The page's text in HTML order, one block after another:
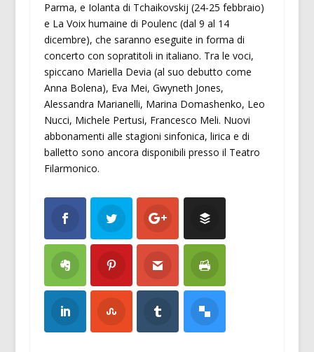
Parma, e Iolanta di Tchaikovskij (24-25 febbraio)
e La Voix humaine di Poulenc (dal 9 al 14
dicembre), che saranno eseguite in forma di
concerto con sopratitoli in italiano. Tra le voci,
spiccano Mariella Devia (al suo debutto come
Anna Bolena), Eva Mei, Gwyneth Jones,
Alessandra Marianelli, Marina Domashenko, Leo
Nucci, Michele Pertusi, Francesco Meli. Nuovi
abbonamenti alle stagioni sinfonica, lirica e di
balletto sono ancora disponibili presso il Teatro
Filarmonico.